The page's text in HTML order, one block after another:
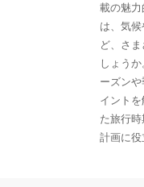
載の魅
は、気
ど、さ
しょう
ーズン
イント
た旅行
計画に役